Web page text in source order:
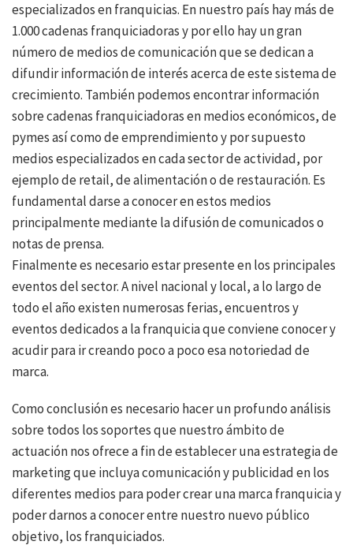
especializados en franquicias. En nuestro país hay más de
1.000 cadenas franquiciadoras y por ello hay un gran
número de medios de comunicación que se dedican a
difundir información de interés acerca de este sistema de
crecimiento. También podemos encontrar información
sobre cadenas franquiciadoras en medios económicos, de
pymes así como de emprendimiento y por supuesto
medios especializados en cada sector de actividad, por
ejemplo de retail, de alimentación o de restauración. Es
fundamental darse a conocer en estos medios
principalmente mediante la difusión de comunicados o
notas de prensa.
Finalmente es necesario estar presente en los principales
eventos del sector. A nivel nacional y local, a lo largo de
todo el año existen numerosas ferias, encuentros y
eventos dedicados a la franquicia que conviene conocer y
acudir para ir creando poco a poco esa notoriedad de
marca.
Como conclusión es necesario hacer un profundo análisis
sobre todos los soportes que nuestro ámbito de
actuación nos ofrece a fin de establecer una estrategia de
marketing que incluya comunicación y publicidad en los
diferentes medios para poder crear una marca franquicia y
poder darnos a conocer entre nuestro nuevo público
objetivo, los franquiciados.